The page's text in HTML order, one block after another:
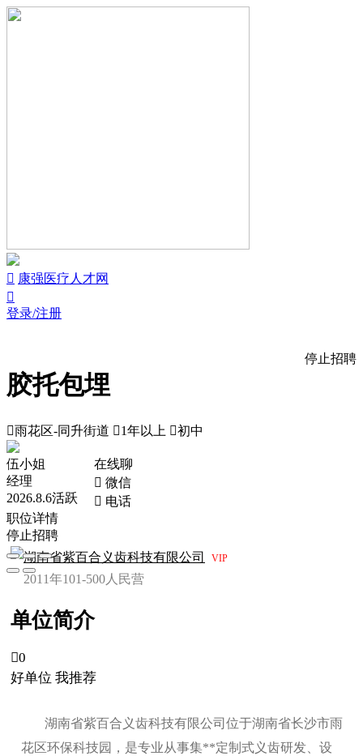
 康强医疗人才网

登录/注册
胶托包埋
停止招聘
雨花区-同升街道 1年以上 初中
伍小姐
经理
2026.8.6活跃
在线聊
 微信
 电话
职位详情
停止招聘
湖南省紫百合义齿科技有限公司
VIP
2011年101-500人 民营
单位简介
0
好单位 我推荐
湖南省紫百合义齿科技有限公司位于湖南省长沙市雨
花区环保科技园，是专业从事集**定制式义齿研发、设